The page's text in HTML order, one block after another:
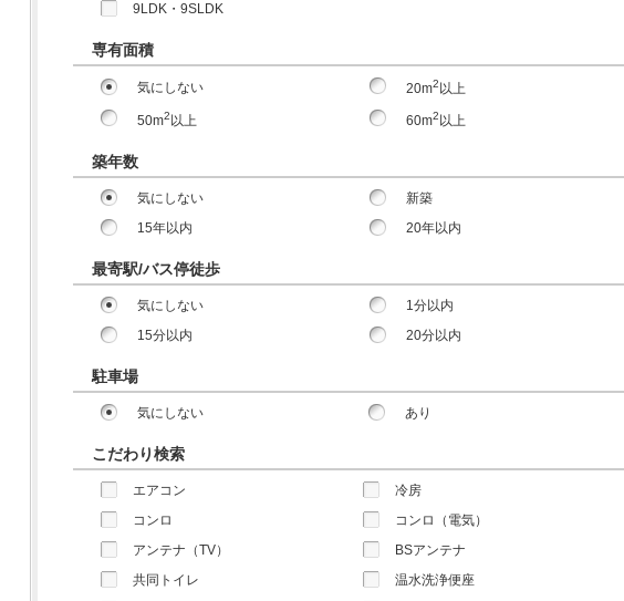
9LDK・9SLDK
専有面積
気にしない 20m2 以上
50m2 以上 60m2 以上
築年数
気にしない 新築
15年以内
20年以内
最寄駅/バス停徒歩
気にしない 1分以内
15分以内
20分以内
駐車場
気にしない あり
こだわり検索
エアコン 冷房
コンロ
コンロ（電気）
アンテナ（TV）
BSアンテナ
共同トイレ
温水洗浄便座